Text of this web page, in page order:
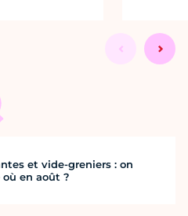
et vide-greniers : on
en août ?